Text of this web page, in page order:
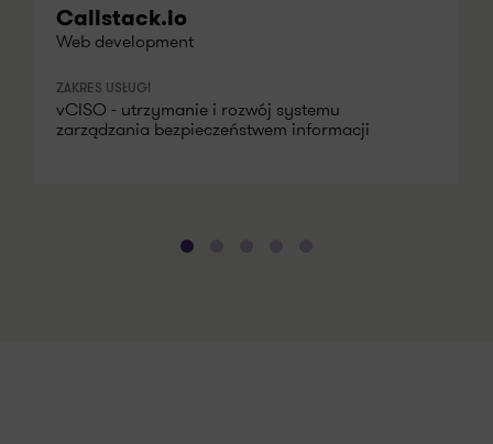
Callstack.io
Web development
ZAKRES USŁUGI
vCISO - utrzymanie i rozwój systemu
zarządzania bezpieczeństwem informacji